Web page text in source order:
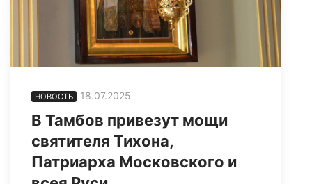
НОВОСТЬ 18.07.2025
В Тамбов привезут мощи
святителя Тихона,
Патриарха Московского и